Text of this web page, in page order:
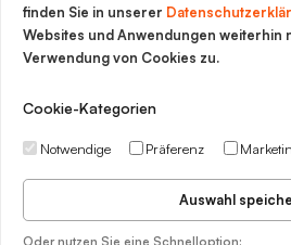
Rechtliche
finden Sie in unserer
Websites und Anwendungen weiterhin
Verwendung von Cookies zu.
Cookie-Kategorien
Notwendige Präferenz
Auswahl
Oder nutzen Sie eine Schnelloption: